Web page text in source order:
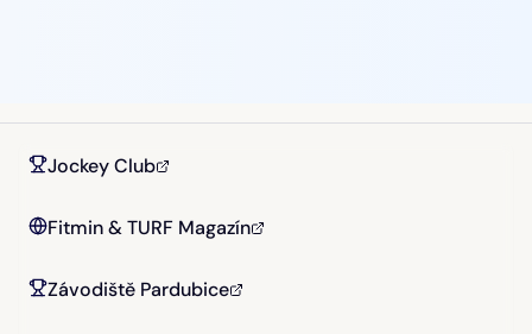
Jockey Club
Fitmin & TURF Magazín
Závodiště Pardubice